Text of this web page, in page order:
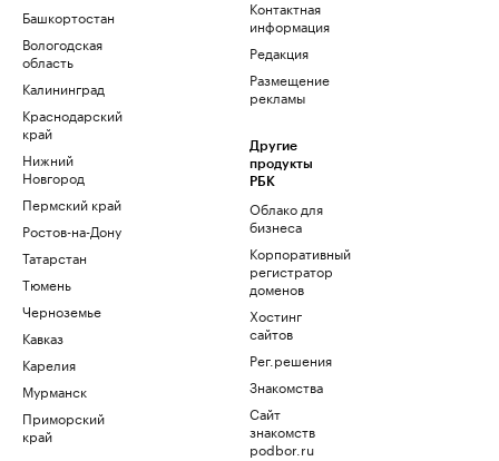
Башкортостан
Вологодская
область
Калининград
Краснодарский
край
Нижний
Новгород
Пермский край
Ростов-на-Дону
Татарстан
Тюмень
Черноземье
Кавказ
Карелия
Мурманск
Приморский
край
Контактная
информация
Редакция
Размещение
рекламы
Другие
продукты
РБК
Облако для
бизнеса
Корпоративный
регистратор
доменов
Хостинг
сайтов
Рег.решения
Знакомства
Сайт
знакомств
podbor.ru